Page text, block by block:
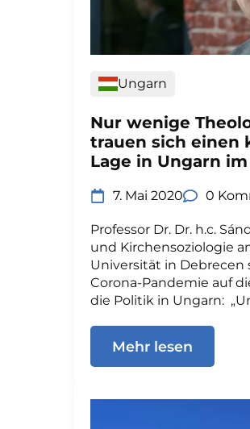
Ungarn
Nur wenige
trauen sich einen
Lage in Ungarn
7. Mai 2020 0
Professor Dr. Dr. h.c.
und Kirchensoziologie
Universität in
Corona-Pandemie auf
die Politik in Ungarn:
Mehr lesen